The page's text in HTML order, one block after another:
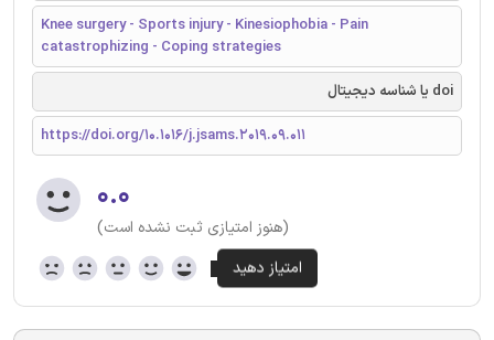
Knee surgery - Sports injury - Kinesiophobia - Pain
catastrophizing - Coping strategies
doi یا شناسه دیجیتال
https://doi.org/10.1016/j.jsams.2019.09.011
۰.۰
(هنوز امتیازی ثبت نشده است)